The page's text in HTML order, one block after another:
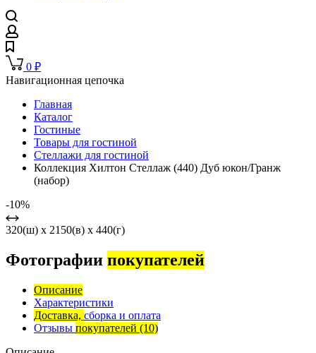
0 ₽
Навигационная цепочка
Главная
Каталог
Гостиные
Товары для гостиной
Стеллажи для гостиной
Коллекция Хилтон Стеллаж (440) Дуб юкон/Гранж
(набор)
-10%
320(ш) x 2150(в) x 440(г)
Фотографии покупателей
Описание
Характеристики
Доставка, сборка и оплата
Отзывы покупателей (10)